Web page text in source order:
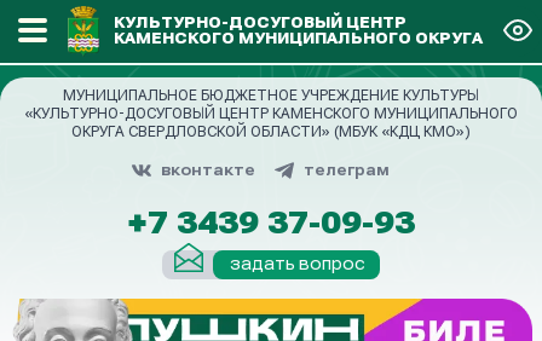
КУЛЬТУРНО-ДОСУГОВЫЙ ЦЕНТР
КАМЕНСКОГО МУНИЦИПАЛЬНОГО ОКРУГА
МУНИЦИПАЛЬНОЕ БЮДЖЕТНОЕ УЧРЕЖДЕНИЕ КУЛЬТУРЫ
«КУЛЬТУРНО-ДОСУГОВЫЙ ЦЕНТР КАМЕНСКОГО МУНИЦИПАЛЬНОГО
ОКРУГА СВЕРДЛОВСКОЙ ОБЛАСТИ» (МБУК «КДЦ КМО»)
вконтакте телеграм
+7 3439 37-09-93
задать вопрос